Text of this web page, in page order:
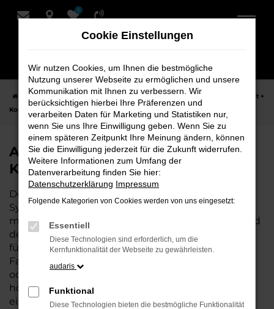
Zum
0
Startseite Syke Audi Audi Q3
Audi Q3 Neuwagen bei Schmidt +
Koch für Syke
Audi Q3 Neuwagen bei Schmidt +
Koch für Syke
Der Audi Q3 ist die perfekte Wahl für alle, die für
Syke einen Neuwagen suchen. Mit seiner
modernen Technik, seinem effizienten Antrieb und
dem stilvollen Design ist der Q3 die ideale Lösung
für jeden, der ein zuverlässiges und komfortables
Fahrzeug möchte. Egal, ob für den Stadtverkehr
oder längere Fahrten – der Q3 bietet Ihnen
höchsten Fahrkomfort, innovative Features und
eine herausragende Wirtschaftlichkeit.
Cookie Einstellungen
Wir nutzen Cookies, um Ihnen die bestmögliche
Nutzung unserer Webseite zu ermöglichen und unsere
Kommunikation mit Ihnen zu verbessern. Wir
berücksichtigen hierbei Ihre Präferenzen und
verarbeiten Daten für Marketing und Statistiken nur,
wenn Sie uns Ihre Einwilligung geben. Wenn Sie zu
einem späteren Zeitpunkt Ihre Meinung ändern, können
Sie die Einwilligung jederzeit für die Zukunft widerrufen.
Weitere Informationen zum Umfang der
Datenverarbeitung finden Sie hier:
Datenschutzerklärung Impressum
Folgende Kategorien von Cookies werden von uns eingesetzt:
Essentiell
Diese Technologien sind erforderlich, um die
Kernfunktionalität der Webseite zu gewährleisten.
audaris
Funktional
Diese Technologien bieten die bestmögliche Funktionalität